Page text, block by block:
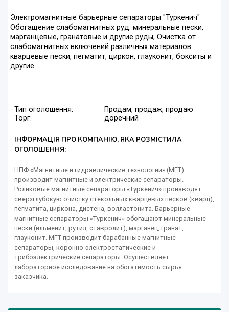
Электромагнитные барьерные сепараторы "Туркенич"
Обогащение слабомагнитных руд: минеральные пески,
марганцевые, гранатовые и другие руды; Очистка от
слабомагнитных включений различных материалов:
кварцевые пески, пегматит, циркон, глауконит, бокситы и
другие.
Тип оголошення:
Продам, продаж, продаю
Торг:
доречний
ІНФОРМАЦІЯ ПРО КОМПАНІЮ, ЯКА РОЗМІСТИЛА
ОГОЛОШЕННЯ:
НПФ «Магнитные и гидравлические технологии» (МГТ)
производит магнитные и электрические сепараторы.
Роликовые магнитные сепараторы «Туркенич» производят
сверхглубокую очистку стекольных кварцевых песков (кварц),
пегматита, циркона, дистена, волластонита. Барьерные
магнитные сепараторы «Туркенич» обогащают минеральные
пески (ильменит, рутил, ставролит), марганец, гранат,
глауконит. МГТ производит барабанные магнитные
сепараторы, коронно-электростатические и
трибоэлектрические сепараторы. Осуществляет
лабораторное исследование на обогатимость сырья
заказчика.